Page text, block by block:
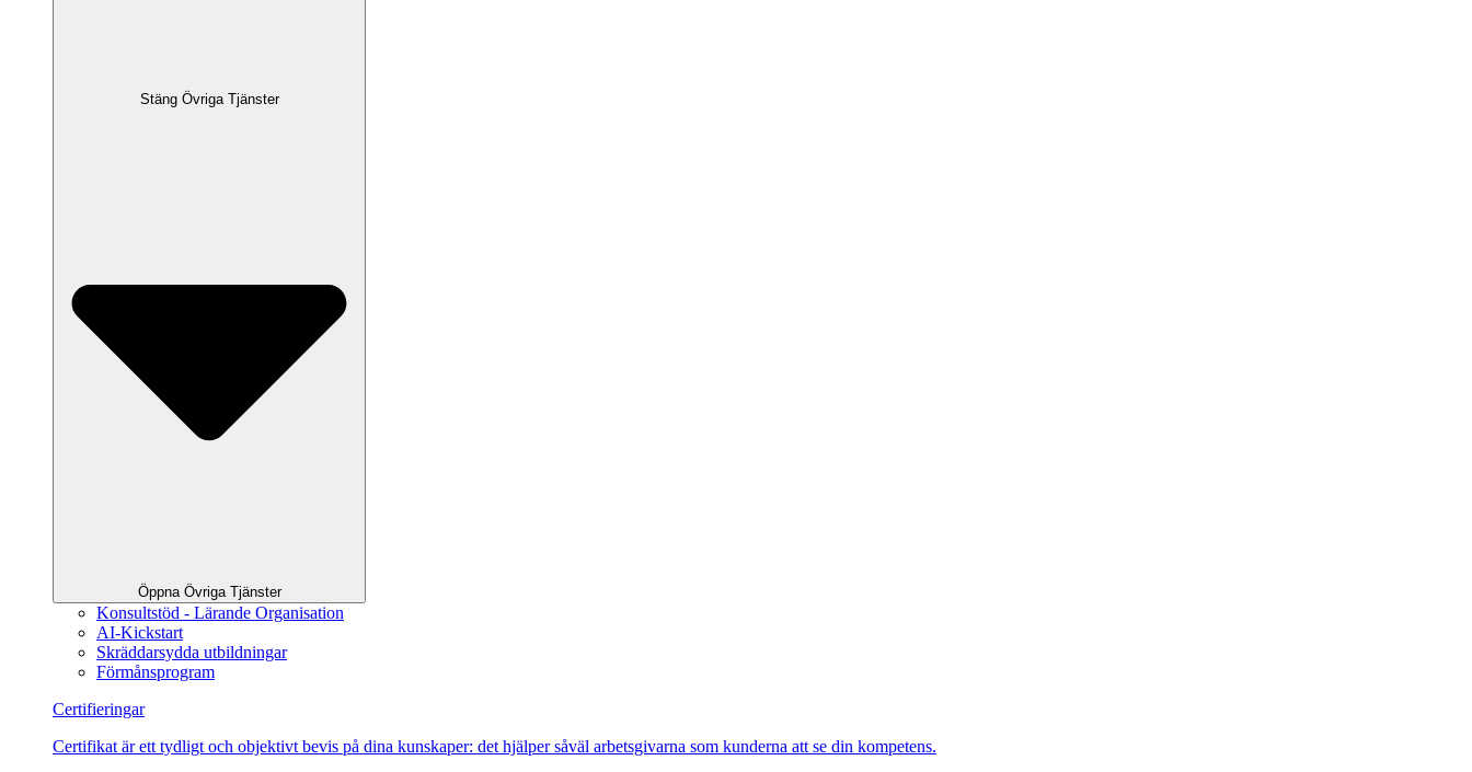
Stäng Övriga Tjänster
Öppna Övriga Tjänster
Konsultstöd - Lärande Organisation
AI-Kickstart
Skräddarsydda utbildningar
Förmånsprogram
Certifieringar
Certifikat är ett tydligt och objektivt bevis på dina kunskaper: det hjälper såväl arbetsgivarna som kunderna att se din kompetens.